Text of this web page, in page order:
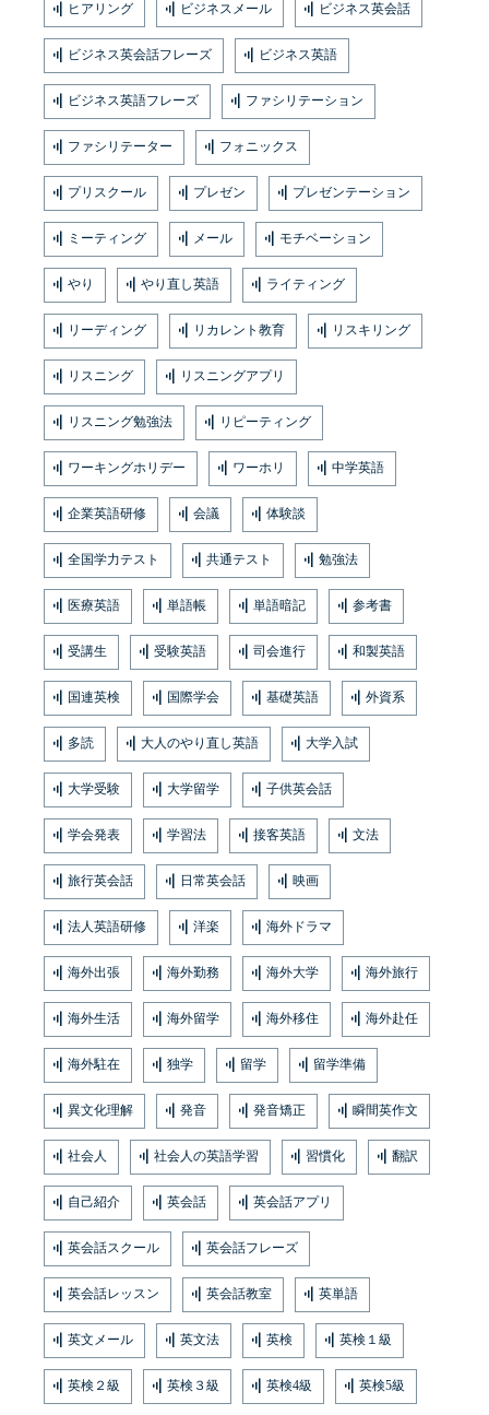
ヒアリング ビジネスメール ビジネス英会話
ビジネス英会話フレーズ ビジネス英語
ビジネス英語フレーズ ファシリテーション
ファシリテーター フォニックス
プリスクール プレゼン プレゼンテーション
ミーティング メール モチベーション
やり やり直し英語 ライティング
リーディング リカレント教育 リスキリング
リスニング リスニングアプリ
リスニング勉強法 リピーティング
ワーキングホリデー ワーホリ 中学英語
企業英語研修 会議 体験談
全国学力テスト 共通テスト 勉強法
医療英語 単語帳 単語暗記 参考書
受講生 受験英語 司会進行 和製英語
国連英検 国際学会 基礎英語 外資系
多読 大人のやり直し英語 大学入試
大学受験 大学留学 子供英会話
学会発表 学習法 接客英語 文法
旅行英会話 日常英会話 映画
法人英語研修 洋楽 海外ドラマ
海外出張 海外勤務 海外大学 海外旅行
海外生活 海外留学 海外移住 海外赴任
海外駐在 独学 留学 留学準備
異文化理解 発音 発音矯正 瞬間英作文
社会人 社会人の英語学習 習慣化 翻訳
自己紹介 英会話 英会話アプリ
英会話スクール 英会話フレーズ
英会話レッスン 英会話教室 英単語
英文メール 英文法 英検 英検１級
英検２級 英検３級 英検4級 英検5級